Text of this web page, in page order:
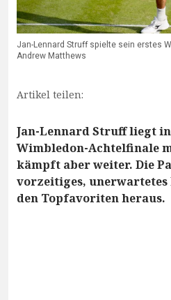
Jan-Lennard Struff spielte sein erstes
Andrew Matthews
Artikel teilen:
Jan-Lennard Struff liegt
Wimbledon-Achtelfinale
kämpft aber weiter. Die
vorzeitiges,
den Topfavoriten heraus.